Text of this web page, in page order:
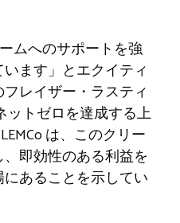
ムへのサポートを強
ます」とエクイティ
レイザー・ラスティ
ットゼロを達成する上
は、このクリー
即効性のある利益を
あることを示してい